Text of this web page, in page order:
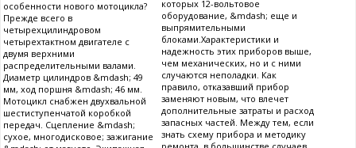
особенности нового мотоцикла?
Прежде всего в
четырехцилиндровом
четырехтактном двигателе с
двумя верхними
распределительными валами.
Диаметр цилиндров &mdash; 49
мм, ход поршня &mdash; 46 мм.
Мотоцикл снабжен двухвальной
шестиступенчатой коробкой
передач. Сцепление &mdash;
сухое, многодисковое; зажигание
которых 12-вольтовое
оборудование, &mdash; еще и
выпрямительными
блоками.Характеристики и
надежность этих приборов выше,
чем механических, но и с ними
случаются неполадки. Как
правило, отказавший прибор
заменяют новым, что влечет
дополнительные затраты и расход
запасных частей. Между тем, если
знать схему прибора и методику